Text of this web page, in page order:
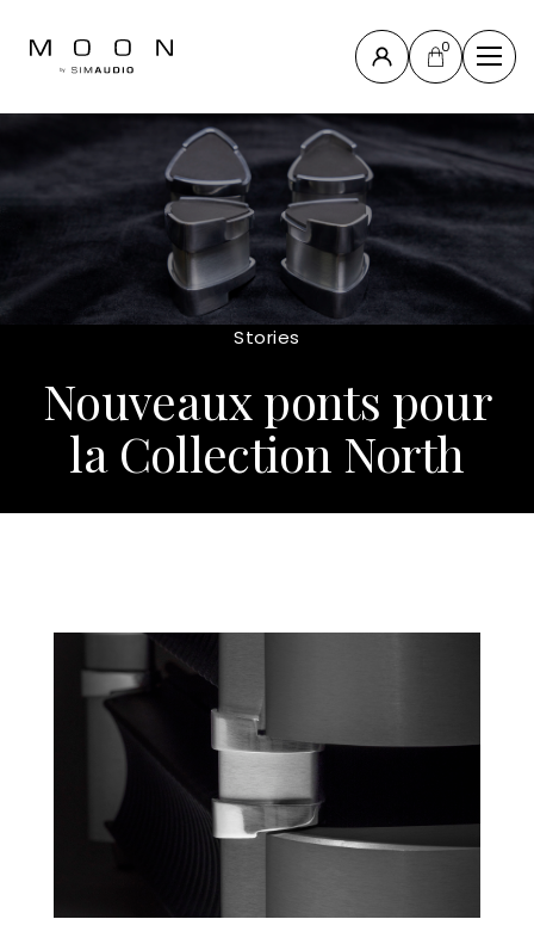
0
Stories
Nouveaux ponts pour
la Collection North
Fermer
les
autres
Nous
Nouvelles
Carrières
Trouver
une